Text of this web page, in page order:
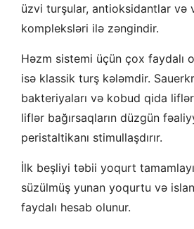
üzvi turşular, antioksidantlar və
kompleksləri ilə zəngindir.
Həzm sistemi üçün çox faydalı
isə klassik turş kələmdir.
bakteriyaları və kobud qida
liflər bağırsaqların düzgün
peristaltikanı stimullaşdırır.
İlk beşliyi təbii yoqurt
süzülmüş yunan yoqurtu və
faydalı hesab olunur.